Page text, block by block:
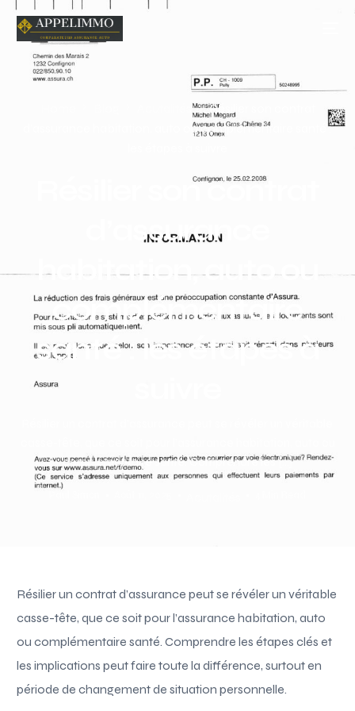
Résilier son contrat
d’assurance habitation, auto ou complémentaire santé :
Résilier son contrat
d’assurance
habitation, auto ou
complémentaire
santé : les étapes à
complémentaire santé. Comprendre les […]
Résilier un contrat d’assurance peut se révéler un véritable
casse-tête, que ce soit pour l’assurance habitation, auto
ou complémentaire santé. Comprendre les étapes clés et
les implications peut faire toute la différence, surtout en
période de changement de situation personnelle.